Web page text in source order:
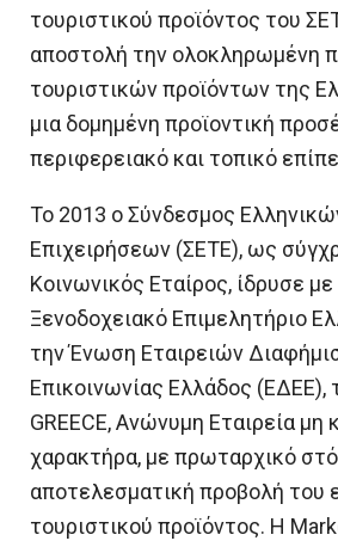
τουριστικού προϊόντος του
αποστολή την ολοκληρωμένη
τουριστικών προϊόντων της
μια δομημένη προϊοντική
περιφερειακό και τοπικό
Το 2013 ο Σύνδεσμος
Επιχειρήσεων (ΣΕΤΕ), ως
Κοινωνικός Εταίρος, ίδρυσε
Ξενοδοχειακό Επιμελητήριο
την Ένωση Εταιρειών
Επικοινωνίας Ελλάδος (ΕΔΕΕ),
GREECE, Ανώνυμη Εταιρεία μη
χαρακτήρα, με πρωταρχικό
αποτελεσματική προβολή του
τουριστικού προϊόντος. Η